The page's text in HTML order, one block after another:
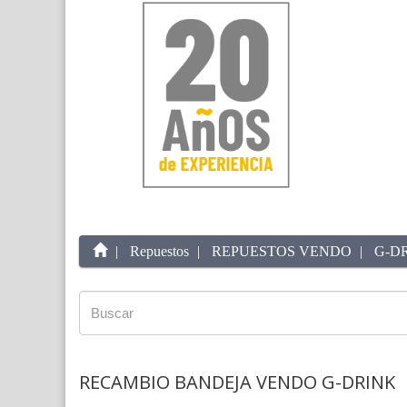
Repuestos REPUESTOS VENDO G-
RECAMBIO BANDEJA VENDO G-DRINK